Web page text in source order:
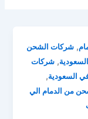
,شركات الشحن
,شركات
السعودية,
من الدمام الي